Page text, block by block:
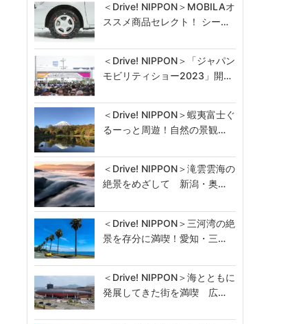
＜Drive! NIPPON＞MOBILAオ
ススメ商品セレクト！ シー…
＜Drive! NIPPON＞「ジャパン
モビリティショー2023」開…
＜Drive! NIPPON＞蝦夷富士ぐ
るーっと周遊！自然の景観…
＜Drive! NIPPON＞滝雲雲海の
絶景をめざして 新潟・奥…
＜Drive! NIPPON＞三河湾の絶
景を存分に満喫！愛知・三…
＜Drive! NIPPON＞海とともに
発展してきた街を満喫 広…